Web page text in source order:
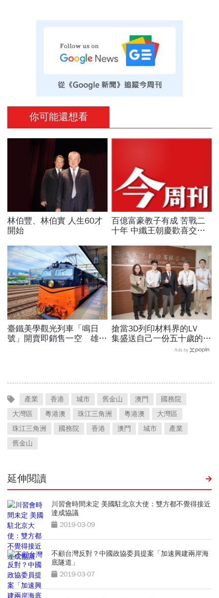
你可能還想看
林伯豐、林伯實 人生60才
開始
百億富豪教子有成 苦戰二
十年 中纖王朝慶歡喜交棒
臺鐵美學觀光列車「鳴日
號」開賣即銷售一空 雄獅
搶當3D列印材料界的LV
集盛送自己一份五十歲的生
Ads by
產業 香港 城市 舊金山 澳門
國務院
大灣區
粵港澳 珠江三角洲 粵港澳
大灣區
珠江三角洲
國務院 香港 澳門 城市
產業
舊金山
延伸閱讀
川習會時間未定 美國駐北京大使：雙方都不覺得接近
達成協議
2019-03-09
不顧台灣反對？中國政協委員提案「加速興建兩岸海
底隧道」
2019-03-07